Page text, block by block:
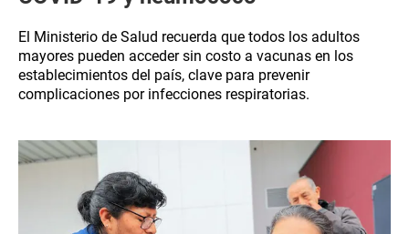
El Ministerio de Salud recuerda que todos los adultos
mayores pueden acceder sin costo a vacunas en los
establecimientos del país, clave para prevenir
complicaciones por infecciones respiratorias.